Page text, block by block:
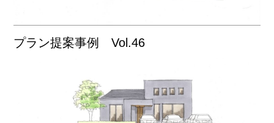
プラン提案事例 Vol.46